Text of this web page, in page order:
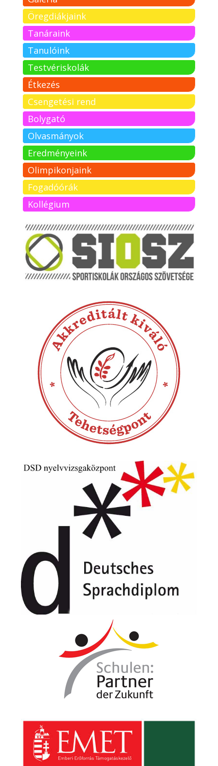
Öregdiákjaink
Tanáraink
Tanulóink
Testvériskolák
Étkezés
Csengetési rend
Bolygató
Olvasmányok
Eredményeink
Olimpikonjaink
Fogadóórák
Kollégium